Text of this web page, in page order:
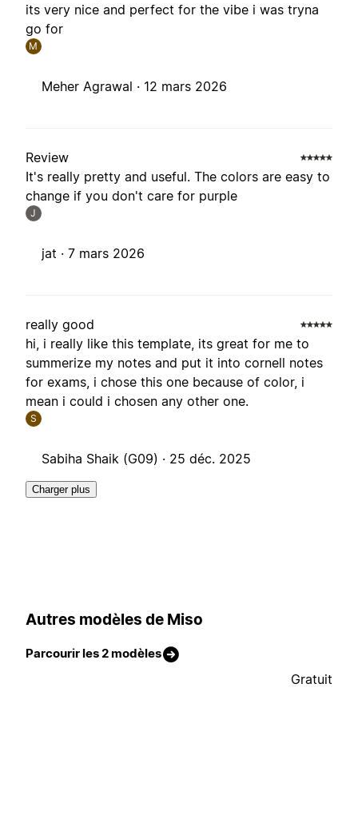
its very nice and perfect for the vibe i was tryna
go for
M
Meher Agrawal · 12 mars 2026
Review
It's really pretty and useful. The colors are easy to
change if you don't care for purple
J
jat · 7 mars 2026
really good
hi, i really like this template, its great for me to
summerize my notes and put it into cornell notes
for exams, i chose this one because of color, i
mean i could i chosen any other one.
S
Sabiha Shaik (G09) · 25 déc. 2025
Charger plus
Autres modèles de Miso
Parcourir les 2 modèles
Gratuit